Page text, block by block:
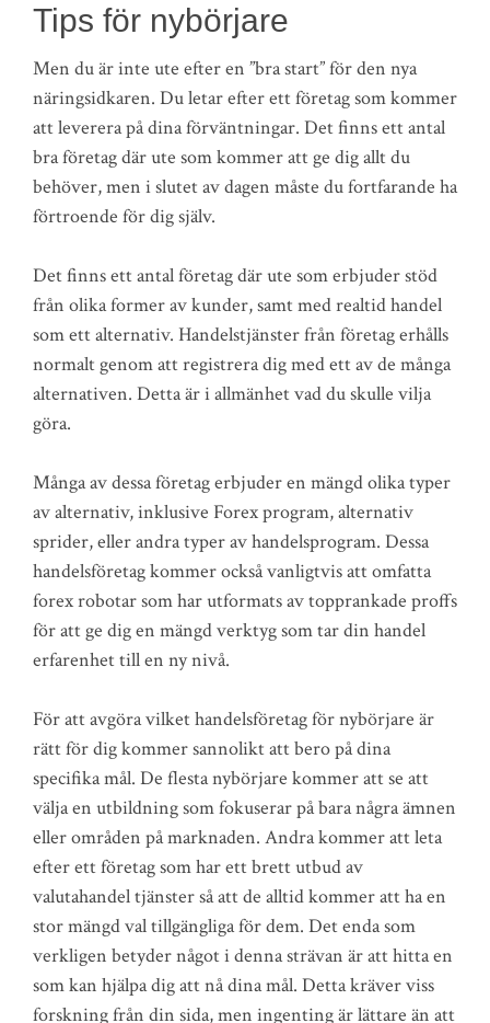
Tips för nybörjare
Men du är inte ute efter en ”bra start” för den nya
näringsidkaren. Du letar efter ett företag som kommer
att leverera på dina förväntningar. Det finns ett antal
bra företag där ute som kommer att ge dig allt du
behöver, men i slutet av dagen måste du fortfarande ha
förtroende för dig själv.
Det finns ett antal företag där ute som erbjuder stöd
från olika former av kunder, samt med realtid handel
som ett alternativ. Handelstjänster från företag erhålls
normalt genom att registrera dig med ett av de många
alternativen. Detta är i allmänhet vad du skulle vilja
göra.
Många av dessa företag erbjuder en mängd olika typer
av alternativ, inklusive Forex program, alternativ
sprider, eller andra typer av handelsprogram. Dessa
handelsföretag kommer också vanligtvis att omfatta
forex robotar som har utformats av topprankade proffs
för att ge dig en mängd verktyg som tar din handel
erfarenhet till en ny nivå.
För att avgöra vilket handelsföretag för nybörjare är
rätt för dig kommer sannolikt att bero på dina
specifika mål. De flesta nybörjare kommer att se att
välja en utbildning som fokuserar på bara några ämnen
eller områden på marknaden. Andra kommer att leta
efter ett företag som har ett brett utbud av
valutahandel tjänster så att de alltid kommer att ha en
stor mängd val tillgängliga för dem. Det enda som
verkligen betyder något i denna strävan är att hitta en
som kan hjälpa dig att nå dina mål. Detta kräver viss
forskning från din sida, men ingenting är lättare än att